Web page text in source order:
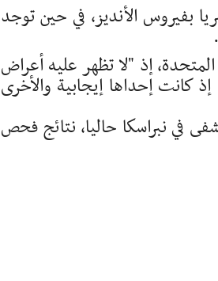
تم تأكيد إصابة 8 أشخاص مخبريا بفيروس الأنديز، في حين توجد
إذ "لا تظهر عليه أعراض
كانت إحداها إيجابية والأخرى
في نبراسكا حاليا، نتائج فحص